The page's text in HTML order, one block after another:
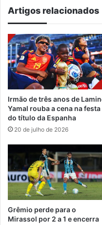
Artigos relacionados
Irmão de três anos de
Yamal rouba a cena na festa
do título da Espanha
20 de julho de 2026
Grêmio perde para o
Mirassol por 2 a 1 e encerra